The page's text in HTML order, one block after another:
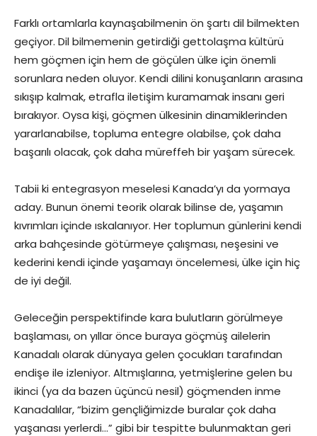
Farklı ortamlarla kaynaşabilmenin ön şartı dil bilmekten
geçiyor. Dil bilmemenin getirdiği gettolaşma kültürü
hem göçmen için hem de göçülen ülke için önemli
sorunlara neden oluyor. Kendi dilini konuşanların arasına
sıkışıp kalmak, etrafla iletişim kuramamak insanı geri
bırakıyor. Oysa kişi, göçmen ülkesinin dinamiklerinden
yararlanabilse, topluma entegre olabilse, çok daha
başarılı olacak, çok daha müreffeh bir yaşam sürecek.
Tabii ki entegrasyon meselesi Kanada’yı da yormaya
aday. Bunun önemi teorik olarak bilinse de, yaşamın
kıvrımları içinde ıskalanıyor. Her toplumun günlerini kendi
arka bahçesinde götürmeye çalışması, neşesini ve
kederini kendi içinde yaşamayı öncelemesi, ülke için hiç
de iyi değil.
Geleceğin perspektifinde kara bulutların görülmeye
başlaması, on yıllar önce buraya göçmüş ailelerin
Kanadalı olarak dünyaya gelen çocukları tarafından
endişe ile izleniyor. Altmışlarına, yetmişlerine gelen bu
ikinci (ya da bazen üçüncü nesil) göçmenden inme
Kanadalılar, “bizim gençliğimizde buralar çok daha
yaşanası yerlerdi…” gibi bir tespitte bulunmaktan geri